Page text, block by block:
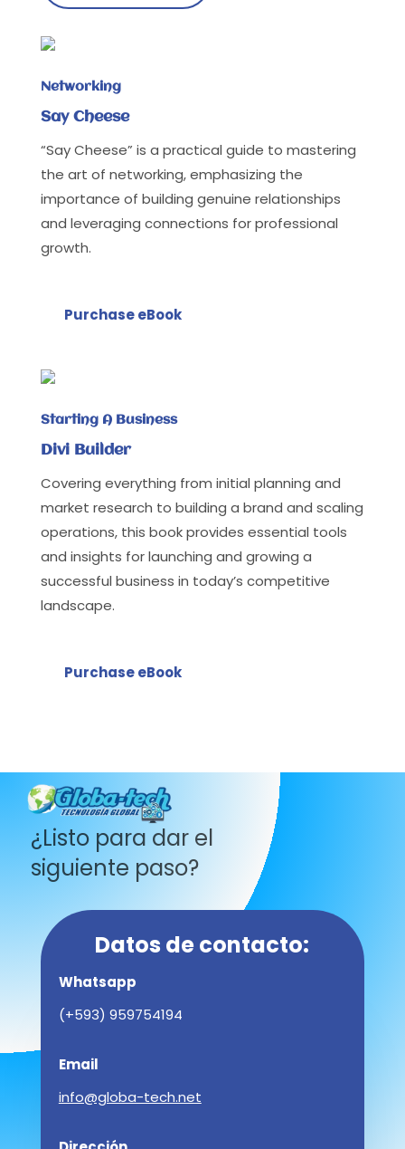
Networking
Say Cheese
“Say Cheese” is a practical guide to mastering
the art of networking, emphasizing the
importance of building genuine relationships
and leveraging connections for professional
growth.
Purchase eBook
Starting A Business
Divi Builder
Covering everything from initial planning and
market research to building a brand and scaling
operations, this book provides essential tools
and insights for launching and growing a
successful business in today’s competitive
landscape.
Purchase eBook
¿Listo para dar el
siguiente paso?
Datos de contacto:
Whatsapp
(+593) 959754194
Email
info@globa-tech.net